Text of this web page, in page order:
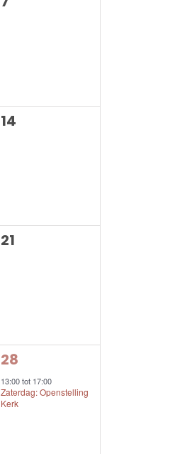
0
14
0
21
1
evenement,
28
13:00tot 17:00
Zaterdag: Openstelling
Kerk